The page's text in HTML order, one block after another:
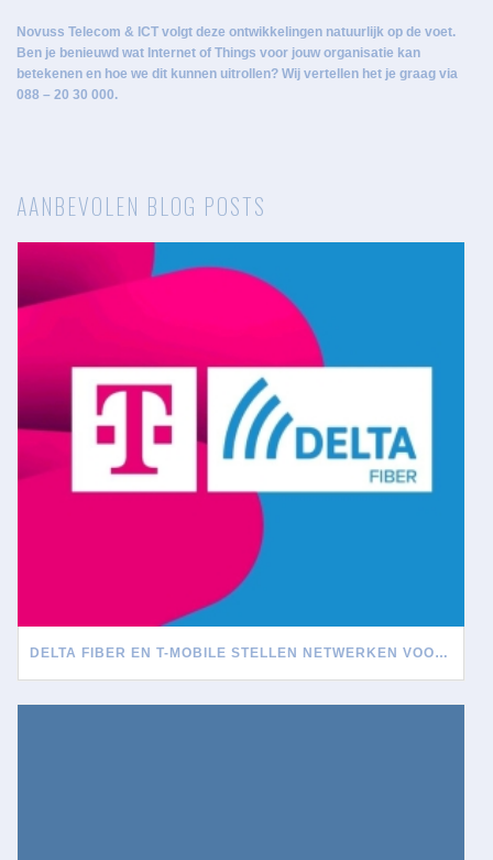
Novuss Telecom & ICT volgt deze ontwikkelingen natuurlijk op de voet.
Ben je benieuwd wat Internet of Things voor jouw organisatie kan
betekenen en hoe we dit kunnen uitrollen? Wij vertellen het je graag via
088 – 20 30 000.
AANBEVOLEN BLOG POSTS
DELTA FIBER EN T-MOBILE STELLEN NETWERKEN VOOR ELKAAR OPEN